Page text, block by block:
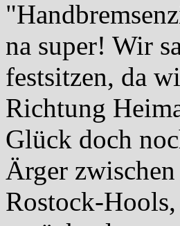
na super! Wir
festsitzen, da
Richtung
Glück doch
Ärger
Rostock-